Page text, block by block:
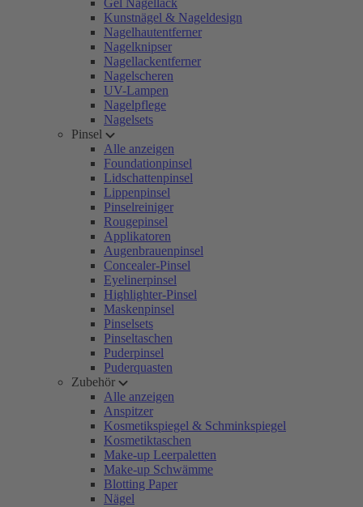
Gel Nagellack
Kunstnägel & Nageldesign
Nagelhautentferner
Nagelknipser
Nagellackentferner
Nagelscheren
UV-Lampen
Nagelpflege
Nagelsets
Pinsel
Alle anzeigen
Foundationpinsel
Lidschattenpinsel
Lippenpinsel
Pinselreiniger
Rougepinsel
Applikatoren
Augenbrauenpinsel
Concealer-Pinsel
Eyelinerpinsel
Highlighter-Pinsel
Maskenpinsel
Pinselsets
Pinseltaschen
Puderpinsel
Puderquasten
Zubehör
Alle anzeigen
Anspitzer
Kosmetikspiegel & Schminkspiegel
Kosmetiktaschen
Make-up Leerpaletten
Make-up Schwämme
Blotting Paper
Nägel